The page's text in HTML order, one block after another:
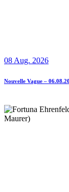
08 Aug. 2026
Nouvelle Vague –